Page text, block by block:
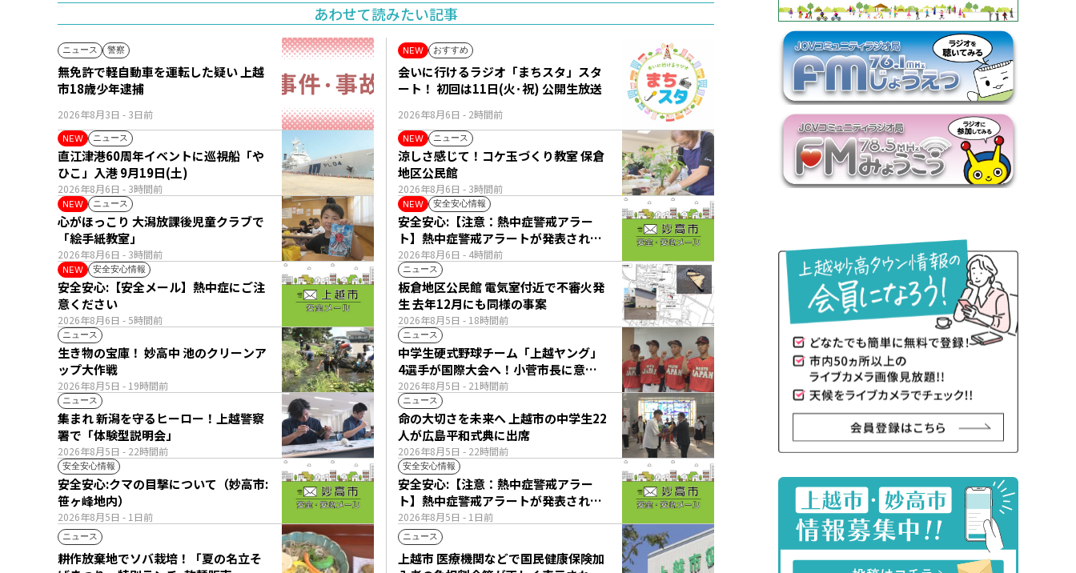
あわせて読みたい記事
ニュース 警察
2026年8月3日 - 3日前
無免許で軽自動車を運転した疑い 上越
市18歳少年逮捕
NEW おすすめ
2026年8月6日 - 2時間前
会いに行けるラジオ「まちスタ」スタ
ート！ 初回は11日(火･祝) 公開生放送
NEW ニュース
2026年8月6日 - 3時間前
直江津港60周年イベントに巡視船「や
ひこ」入港 9月19日(土)
NEW ニュース
2026年8月6日 - 3時間前
涼しさ感じて！コケ玉づくり教室 保倉
地区公民館
NEW ニュース
2026年8月6日 - 3時間前
心がほっこり 大潟放課後児童クラブで
「絵手紙教室」
NEW 安全安心情報
2026年8月6日 - 4時間前
安全安心:【注意：熱中症警戒アラー
ト】熱中症警戒アラートが発表されて
います。
NEW 安全安心情報
2026年8月6日 - 5時間前
安全安心:【安全メール】熱中症にご注
意ください
ニュース
2026年8月5日 - 18時間前
板倉地区公民館 電気室付近で不審火発
生 去年12月にも同様の事案
ニュース
2026年8月5日 - 19時間前
生き物の宝庫！ 妙高中 池のクリーンア
ップ大作戦
ニュース
2026年8月5日 - 21時間前
中学生硬式野球チーム「上越ヤング」
4選手が国際大会へ！小菅市長に意気
込み語る
ニュース
2026年8月5日 - 22時間前
集まれ 新潟を守るヒーロー！上越警察
署で「体験型説明会」
ニュース
2026年8月5日 - 22時間前
命の大切さを未来へ 上越市の中学生22
人が広島平和式典に出席
安全安心情報
2026年8月5日 - 1日前
安全安心:クマの目撃について（妙高市:
笹ヶ峰地内）
安全安心情報
2026年8月5日 - 1日前
安全安心:【注意：熱中症警戒アラー
ト】熱中症警戒アラートが発表されて
います。
ニュース
耕作放棄地でソバ栽培！「夏の名立そ
ニュース
上越市 医療機関などで国民健康保険加